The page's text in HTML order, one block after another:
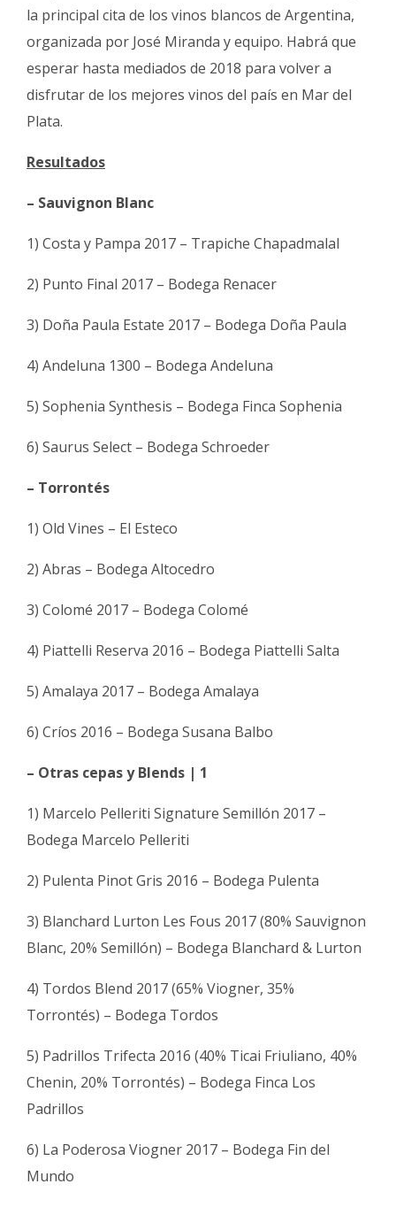
la principal cita de los vinos blancos de Argentina,
organizada por José Miranda y equipo. Habrá que
esperar hasta mediados de 2018 para volver a
disfrutar de los mejores vinos del país en Mar del
Plata.
Resultados
– Sauvignon Blanc
1) Costa y Pampa 2017 – Trapiche Chapadmalal
2) Punto Final 2017 – Bodega Renacer
3) Doña Paula Estate 2017 – Bodega Doña Paula
4) Andeluna 1300 – Bodega Andeluna
5) Sophenia Synthesis – Bodega Finca Sophenia
6) Saurus Select – Bodega Schroeder
– Torrontés
1) Old Vines – El Esteco
2) Abras – Bodega Altocedro
3) Colomé 2017 – Bodega Colomé
4) Piattelli Reserva 2016 – Bodega Piattelli Salta
5) Amalaya 2017 – Bodega Amalaya
6) Críos 2016 – Bodega Susana Balbo
– Otras cepas y Blends | 1
1) Marcelo Pelleriti Signature Semillón 2017 –
Bodega Marcelo Pelleriti
2) Pulenta Pinot Gris 2016 – Bodega Pulenta
3) Blanchard Lurton Les Fous 2017 (80% Sauvignon
Blanc, 20% Semillón) – Bodega Blanchard & Lurton
4) Tordos Blend 2017 (65% Viogner, 35%
Torrontés) – Bodega Tordos
5) Padrillos Trifecta 2016 (40% Ticai Friuliano, 40%
Chenin, 20% Torrontés) – Bodega Finca Los
Padrillos
6) La Poderosa Viogner 2017 – Bodega Fin del
Mundo